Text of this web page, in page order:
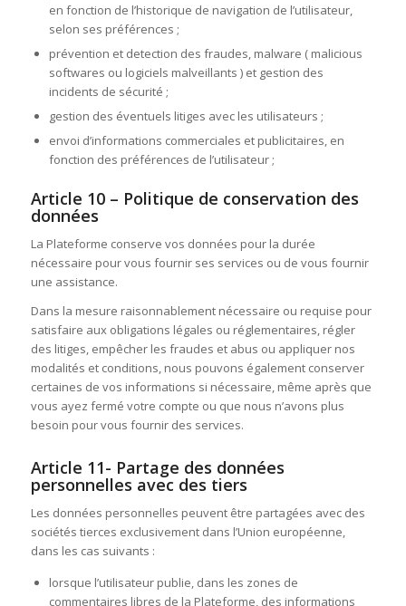
en fonction de l’historique de navigation de l’utilisateur,
selon ses préférences ;
prévention et detection des fraudes, malware ( malicious
softwares ou logiciels malveillants ) et gestion des
incidents de sécurité ;
gestion des éventuels litiges avec les utilisateurs ;
envoi d’informations commerciales et publicitaires, en
fonction des préférences de l’utilisateur ;
Article 10 – Politique de conservation des
données
La Plateforme conserve vos données pour la durée
nécessaire pour vous fournir ses services ou de vous fournir
une assistance.
Dans la mesure raisonnablement nécessaire ou requise pour
satisfaire aux obligations légales ou réglementaires, régler
des litiges, empêcher les fraudes et abus ou appliquer nos
modalités et conditions, nous pouvons également conserver
certaines de vos informations si nécessaire, même après que
vous ayez fermé votre compte ou que nous n’avons plus
besoin pour vous fournir des services.
Article 11- Partage des données
personnelles avec des tiers
Les données personnelles peuvent être partagées avec des
sociétés tierces exclusivement dans l’Union européenne,
dans les cas suivants :
lorsque l’utilisateur publie, dans les zones de
commentaires libres de la Plateforme, des informations